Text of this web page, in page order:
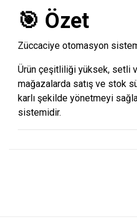
🎯 Özet
Züccaciye otomasyon
Ürün çeşitliliği yüksek, setli
mağazalarda satış ve stok
karlı şekilde yönetmeyi
sistemidir.